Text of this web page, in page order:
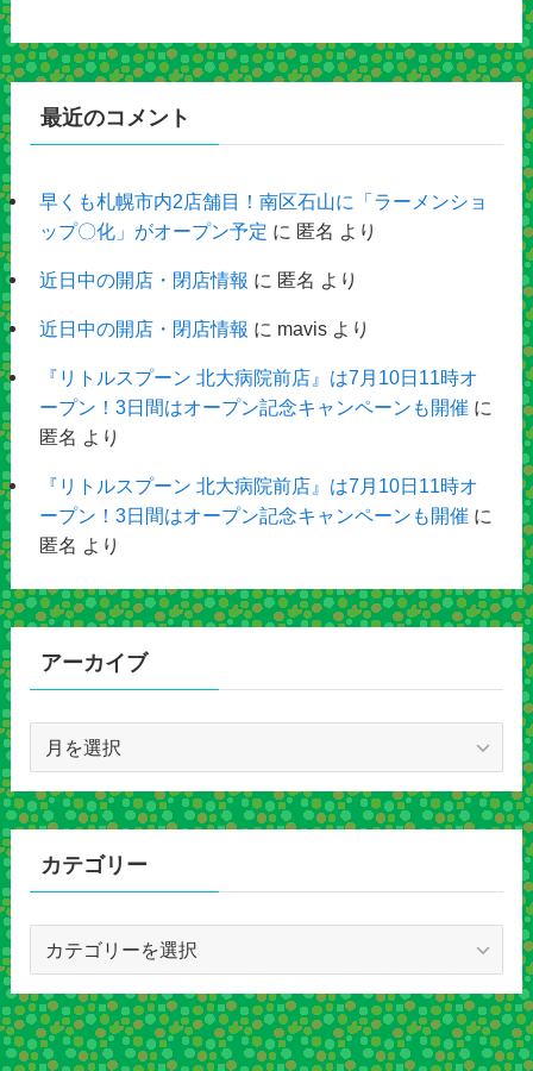
最近のコメント
早くも札幌市内2店舗目！南区石山に「ラーメンショ
ップ〇化」がオープン予定 に 匿名 より
近日中の開店・閉店情報 に 匿名 より
近日中の開店・閉店情報 に mavisより
『リトルスプーン 北大病院前店』は7月10日11時オ
ープン！3日間はオープン記念キャンペーンも開催 に
匿名 より
『リトルスプーン 北大病院前店』は7月10日11時オ
ープン！3日間はオープン記念キャンペーンも開催 に
匿名 より
アーカイブ
カ
イ
カテゴリー
ゴ
リ
ー